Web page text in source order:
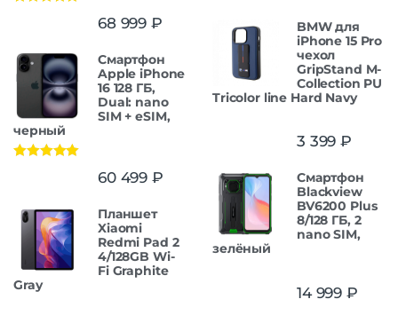
68 999 ₽
Смартфон
Apple iPhone
16 128 ГБ,
Dual: nano
SIM + eSIM,
черный
60 499 ₽
Планшет
Xiaomi
Redmi Pad 2
4/128GB Wi-
Fi Graphite
Gray
BMW для
iPhone 15 Pro
чехол
GripStand M-
Collection PU
Tricolor line Hard Navy
3 399 ₽
Смартфон
Blackview
BV6200 Plus
8/128 ГБ, 2
nano SIM,
зелёный
14 999 ₽